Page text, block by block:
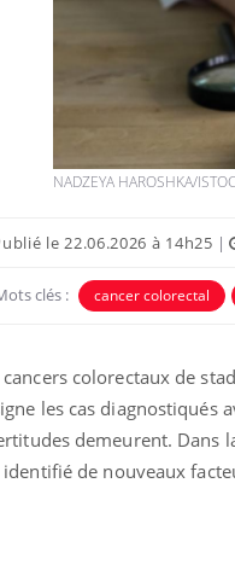
NADZEYA HAROSHKA/
le 22.06.2026 à 14h25 |
clés : cancer colorectal
cancers colorectaux de
les cas diagnostiqués
demeurent. Dans
de nouveaux
Mortalité infantile : un
taux élevé en France